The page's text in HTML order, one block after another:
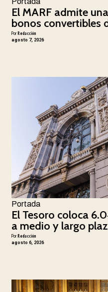
El MARF admite
bonos convertibles
Por Redacción
agosto 7, 2026
Portada
El Tesoro coloca
a medio y largo
PorRedacción
agosto 6, 2026